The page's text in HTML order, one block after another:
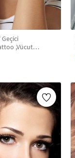
Geçici
,Vücut